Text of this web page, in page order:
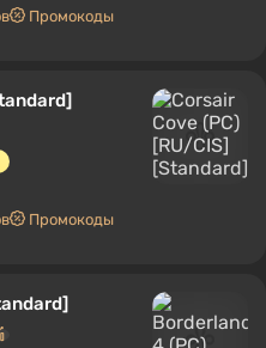
Промокоды
Промокоды